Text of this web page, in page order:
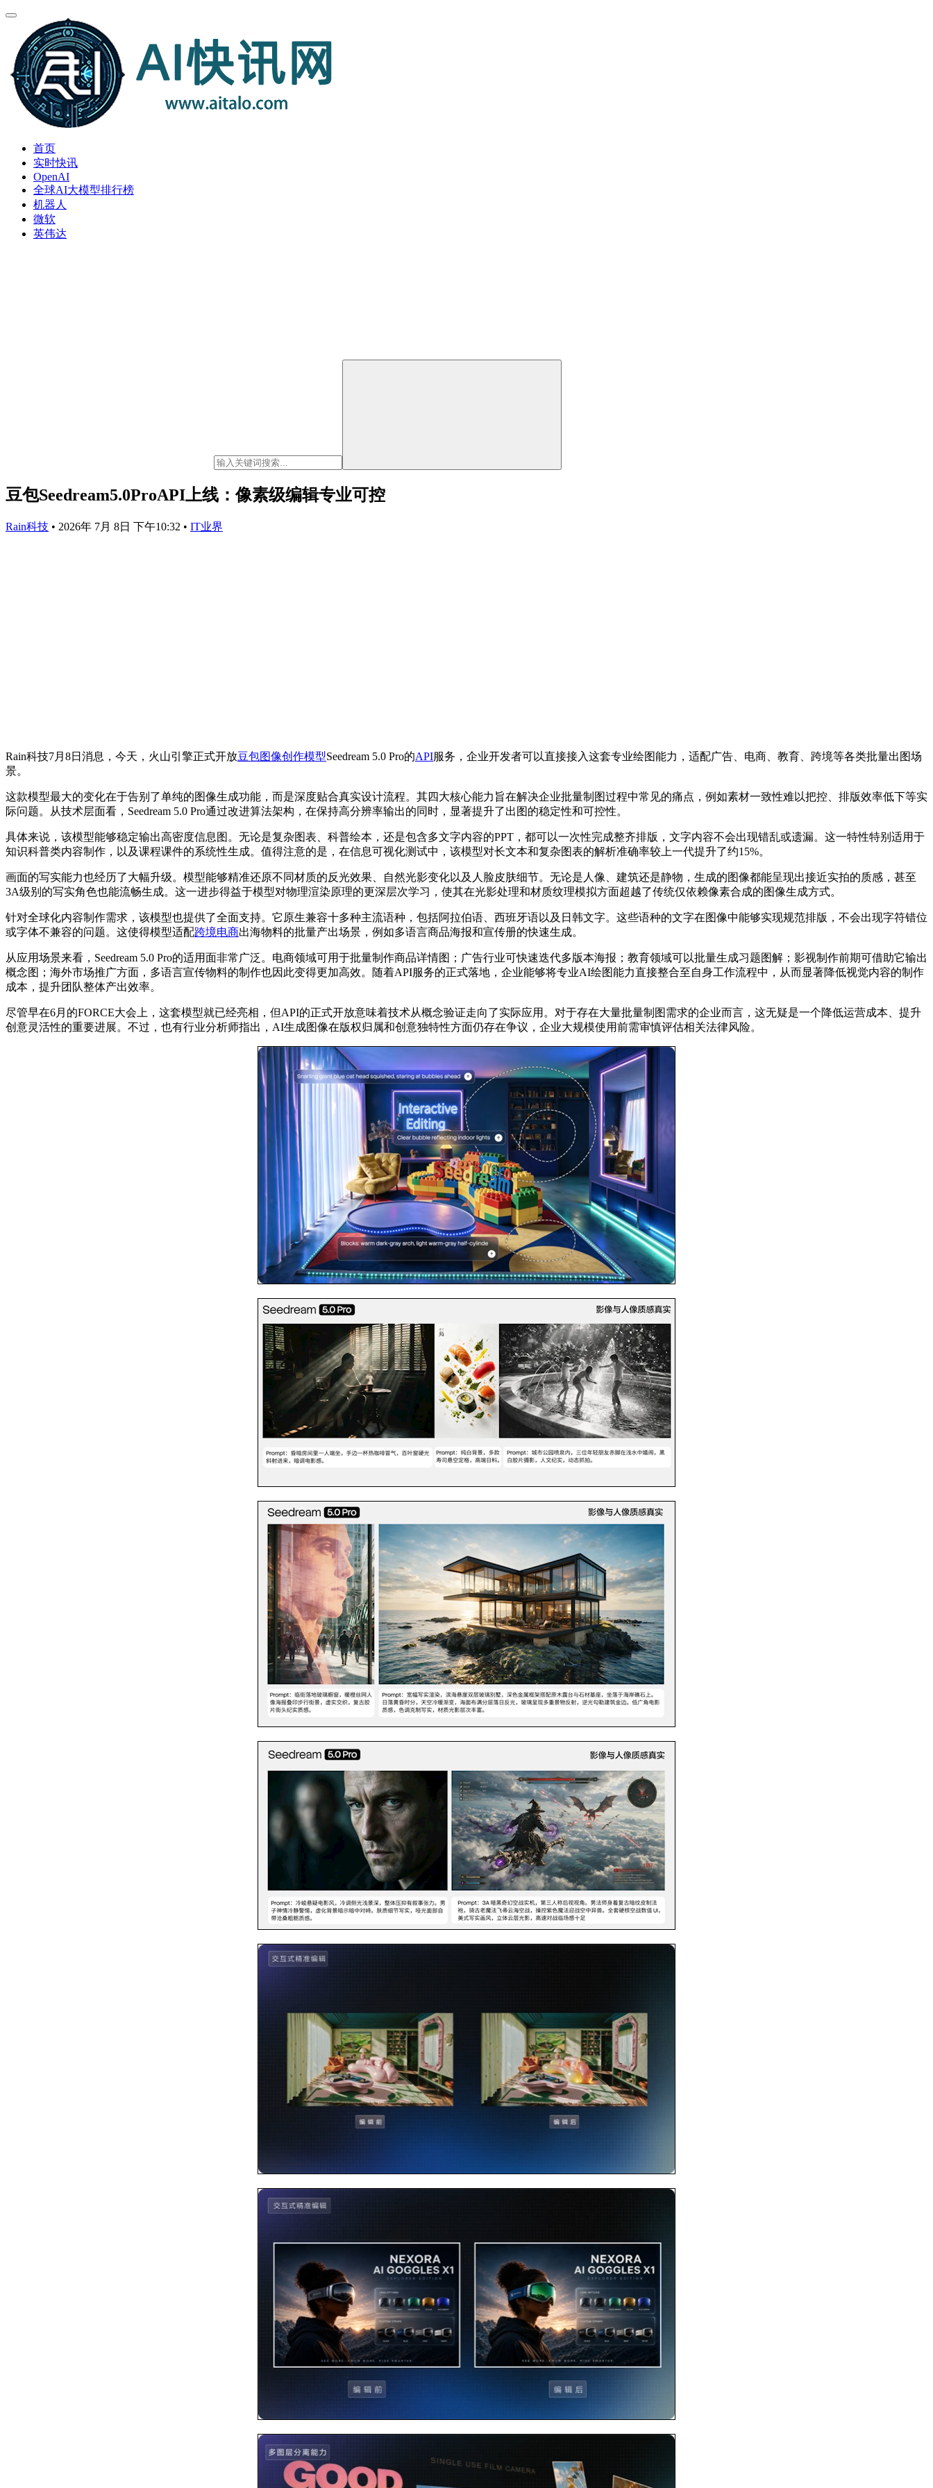
首页
实时快讯
OpenAI
全球AI大模型排行榜
机器人
微软
英伟达
豆包Seedream5.0ProAPI上线：像素级编辑专业可控
Rain科技 • 2026年 7月 8日 下午10:32 • IT业界
Rain科技7月8日消息，今天，火山引擎正式开放豆包图像创作模型Seedream 5.0 Pro的API服务，企业开发者可以直接接入这套专业绘图能力，适配广告、电商、教育、跨境等各类批量出图场
景。
这款模型最大的变化在于告别了单纯的图像生成功能，而是深度贴合真实设计流程。其四大核心能力旨在解决企业批量制图过程中常见的痛点，例如素材一致性难以把控、排版效率低下等实
际问题。从技术层面看，Seedream 5.0 Pro通过改进算法架构，在保持高分辨率输出的同时，显著提升了出图的稳定性和可控性。
具体来说，该模型能够稳定输出高密度信息图。无论是复杂图表、科普绘本，还是包含多文字内容的PPT，都可以一次性完成整齐排版，文字内容不会出现错乱或遗漏。这一特性特别适用于
知识科普类内容制作，以及课程课件的系统性生成。值得注意的是，在信息可视化测试中，该模型对长文本和复杂图表的解析准确率较上一代提升了约15%。
画面的写实能力也经历了大幅升级。模型能够精准还原不同材质的反光效果、自然光影变化以及人脸皮肤细节。无论是人像、建筑还是静物，生成的图像都能呈现出接近实拍的质感，甚至
3A级别的写实角色也能流畅生成。这一进步得益于模型对物理渲染原理的更深层次学习，使其在光影处理和材质纹理模拟方面超越了传统仅依赖像素合成的图像生成方式。
针对全球化内容制作需求，该模型也提供了全面支持。它原生兼容十多种主流语种，包括阿拉伯语、西班牙语以及日韩文字。这些语种的文字在图像中能够实现规范排版，不会出现字符错位
或字体不兼容的问题。这使得模型适配跨境电商出海物料的批量产出场景，例如多语言商品海报和宣传册的快速生成。
从应用场景来看，Seedream 5.0 Pro的适用面非常广泛。电商领域可用于批量制作商品详情图；广告行业可快速迭代多版本海报；教育领域可以批量生成习题图解；影视制作前期可借助它输出
概念图；海外市场推广方面，多语言宣传物料的制作也因此变得更加高效。随着API服务的正式落地，企业能够将专业AI绘图能力直接整合至自身工作流程中，从而显著降低视觉内容的制作
成本，提升团队整体产出效率。
尽管早在6月的FORCE大会上，这套模型就已经亮相，但API的正式开放意味着技术从概念验证走向了实际应用。对于存在大量批量制图需求的企业而言，这无疑是一个降低运营成本、提升
创意灵活性的重要进展。不过，也有行业分析师指出，AI生成图像在版权归属和创意独特性方面仍存在争议，企业大规模使用前需审慎评估相关法律风险。